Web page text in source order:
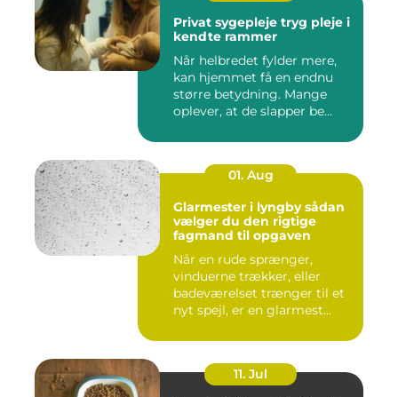
Privat sygepleje tryg pleje i
kendte rammer
Når helbredet fylder mere,
kan hjemmet få en endnu
større betydning. Mange
oplever, at de slapper be...
01. Aug
Glarmester i lyngby sådan
vælger du den rigtige
fagmand til opgaven
Når en rude sprænger,
vinduerne trækker, eller
badeværelset trænger til et
nyt spejl, er en glarmest...
11. Jul